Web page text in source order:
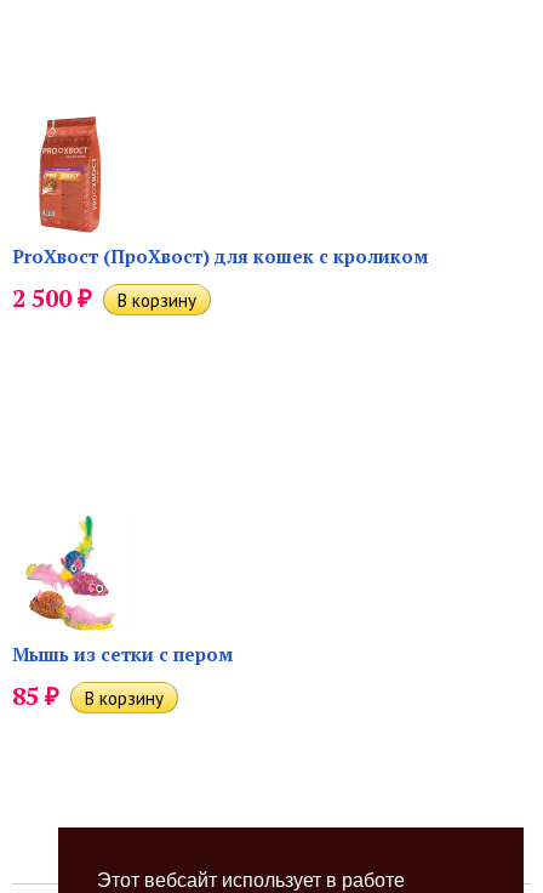
Этот вебсайт использует в работе
ProХвост (ПроХвост) для кошек с кроликом
2 500₽
Мышь из сетки с пером
85 ₽